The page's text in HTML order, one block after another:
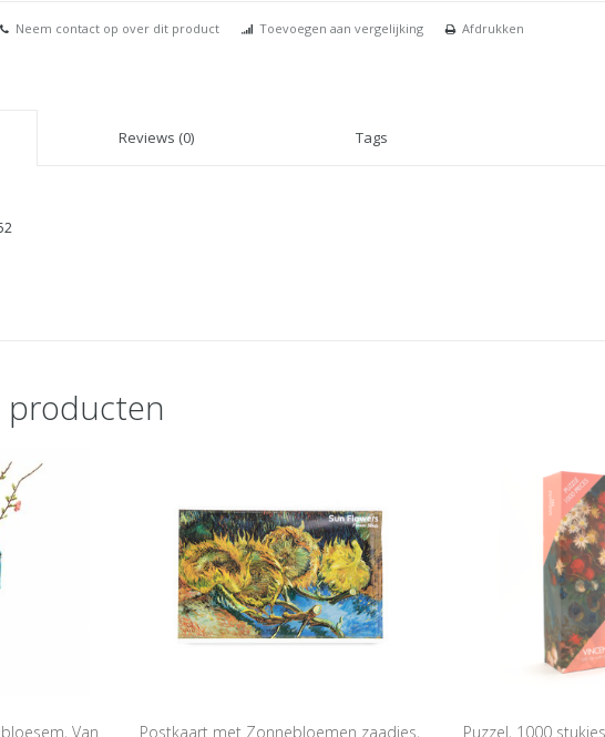
Neem contact op over dit product Toevoegen aan vergelijking Afdrukken
Reviews (0) Tags
producten
Van
Postkaart met Zonnebloemen zaadjes,
Puzzel, 1000